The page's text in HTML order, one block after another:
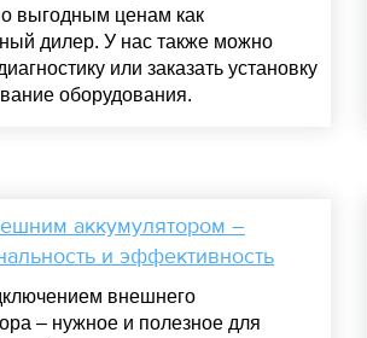
выгодным ценам как
дилер. У нас также можно
или заказать установку
оборудования.
аккумулятором –
и эффективность
внешнего
– нужное и полезное для